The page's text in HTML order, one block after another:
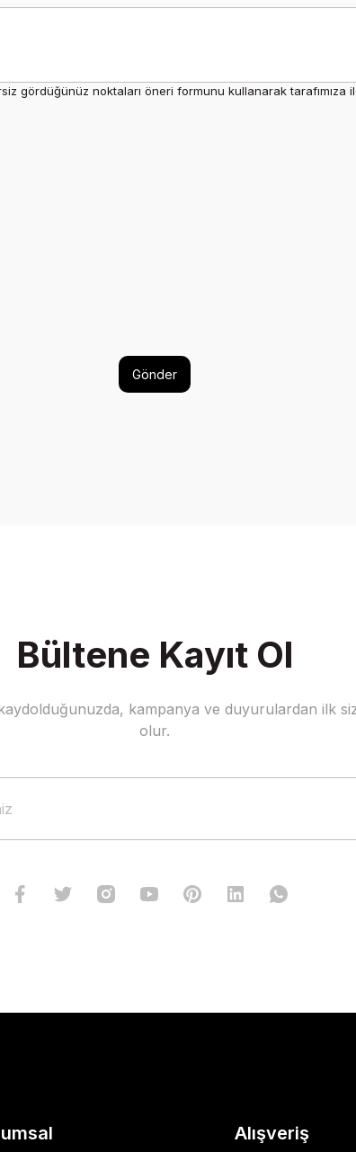
gördüğünüz noktaları öneri formunu kullanarak tarafımıza
Gönder
Bültene Kayıt Ol
kampanya ve duyurulardan ilk
olur.
Alışveriş